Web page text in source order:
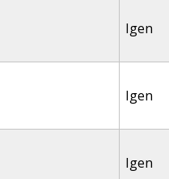
Igen
Igen
Igen